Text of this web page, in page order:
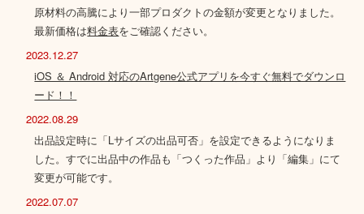
原材料の高騰により一部プロダクトの金額が変更となりました。
最新価格は料金表をご確認ください。
2023.12.27
iOS ＆ Android 対応のArtgene公式アプリを今すぐ無料でダウンロ
ード！！
2022.08.29
出品設定時に「Lサイズの出品可否」を設定できるようになりま
した。すでに出品中の作品も「つくった作品」より「編集」にて
変更が可能です。
2022.07.07